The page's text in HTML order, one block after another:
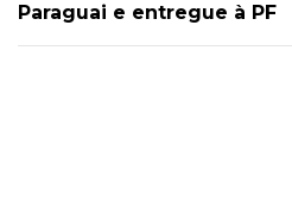
Paraguai e entregue à PF